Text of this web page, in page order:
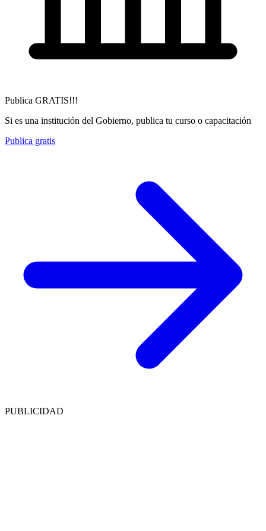
Publica GRATIS!!!
Si es una institución del Gobierno, publica tu curso o capacitación
Publica gratis
PUBLICIDAD